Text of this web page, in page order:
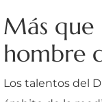
Más que
hombre
Los talentos del